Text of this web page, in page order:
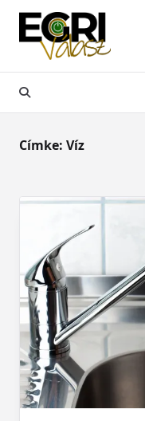
Skip
content
Címke: Víz